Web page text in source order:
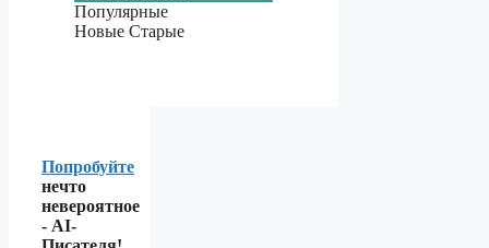
Популярные
Новые Старые
Попробуйте
нечто
невероятное
- AI-